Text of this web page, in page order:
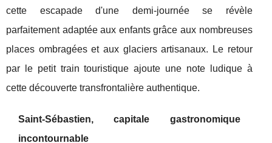
cette escapade d'une demi-journée se révèle
parfaitement adaptée aux enfants grâce aux nombreuses
places ombragées et aux glaciers artisanaux. Le retour
par le petit train touristique ajoute une note ludique à
cette découverte transfrontalière authentique.
Saint-Sébastien, capitale gastronomique
incontournable